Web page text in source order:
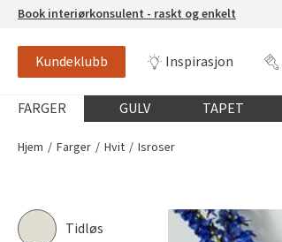
Book interiørkonsulent - raskt og enkelt
Kundeklubb Inspirasjon
Globalnavigasjon mobil
FARGER GULV TAPET
ISROSER
Hjem Farger Hvit Isroser
Tidløs